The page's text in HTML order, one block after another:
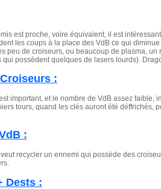
est proche, voire équivalent, il est
les coups à la place des VdB ce qui
peu de croiseurs, ou beaucoup de plasma,
possèdent quelques de lasers lourds).
:
important, et le nombre de VdB assez
tours, quand les clés auront été
:
recycler un ennemi qui possède des
Dests :